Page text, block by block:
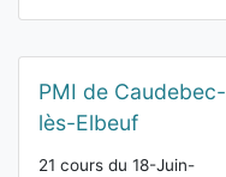
PMI de Caudebec-
lès-Elbeuf
21 cours du 18-Juin-